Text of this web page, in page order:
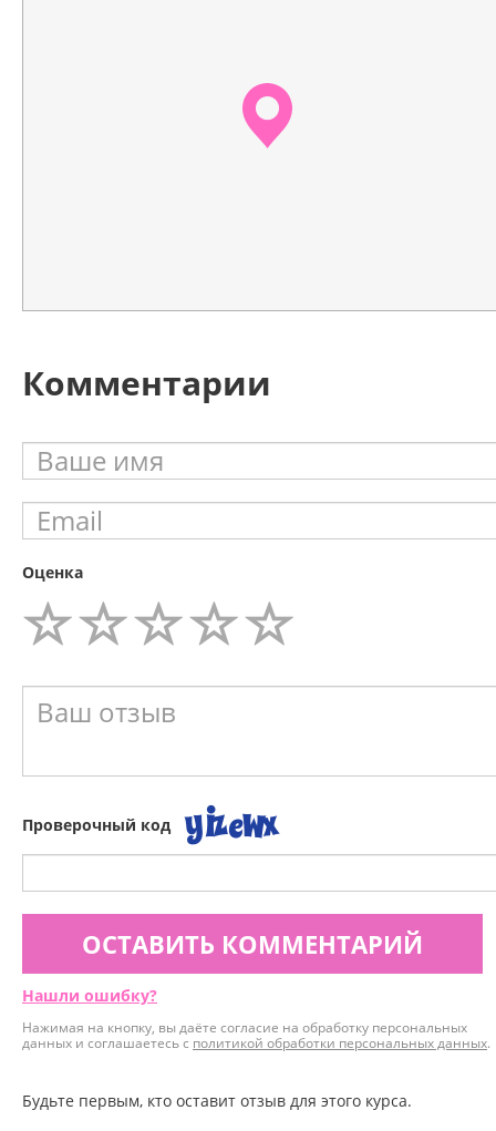
Комментарии
Оценка
Проверочный код
ОСТАВИТЬ КОММЕНТАРИЙ
Нашли ошибку?
Нажимая на кнопку, вы даёте согласие на обработку персональных
данных и соглашаетесь с политикой обработки персональных данных.
Будьте первым, кто оставит отзыв для этого курса.